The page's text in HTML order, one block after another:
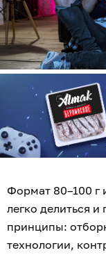
Формат 80–100 г
легко делиться и
принципы:
технологии,